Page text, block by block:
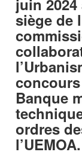
siège de
Banque
ordres
l’UEMOA.